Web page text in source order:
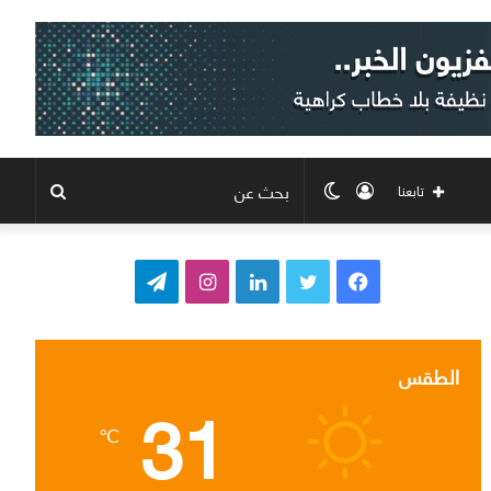
الوضع
المظلم
تسجيل
الدخول
تابعنا
ف
ب
و
ت
ر
الطقس 31
℃